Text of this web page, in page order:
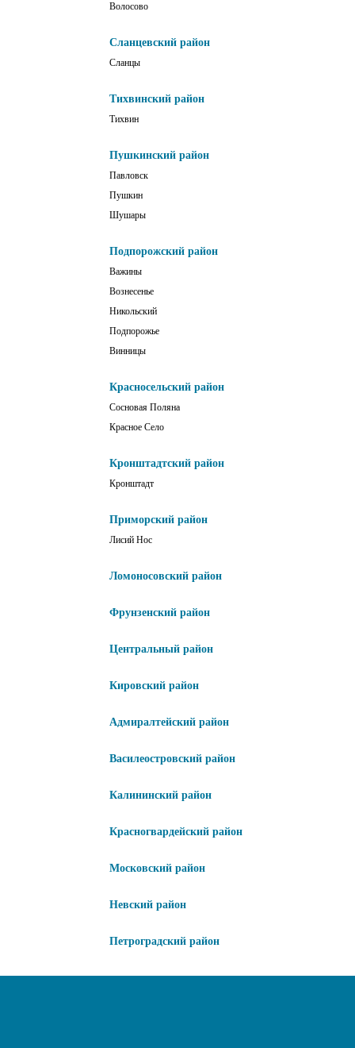
Волосово
Сланцевский район
Сланцы
Тихвинский район
Тихвин
Пушкинский район
Павловск
Пушкин
Шушары
Подпорожский район
Важины
Вознесенье
Никольский
Подпорожье
Винницы
Красносельский район
Сосновая Поляна
Красное Село
Кронштадтский район
Кронштадт
Приморский район
Лисий Нос
Ломоносовский район
Фрунзенский район
Центральный район
Кировский район
Адмиралтейский район
Василеостровский район
Калининский район
Красногвардейский район
Московский район
Невский район
Петроградский район